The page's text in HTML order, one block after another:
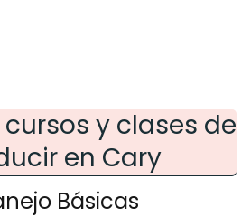
y clases de
en Cary
Básicas